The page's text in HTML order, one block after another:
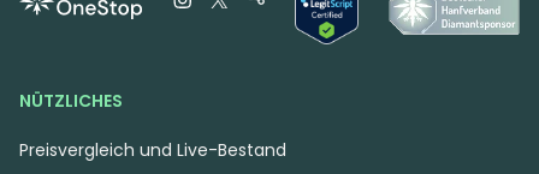
NÜTZLICHES
Preisvergleich und Live-Bestand